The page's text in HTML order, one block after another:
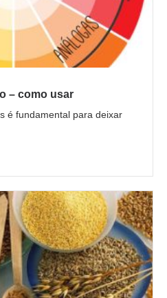
– como usar
é fundamental para deixar